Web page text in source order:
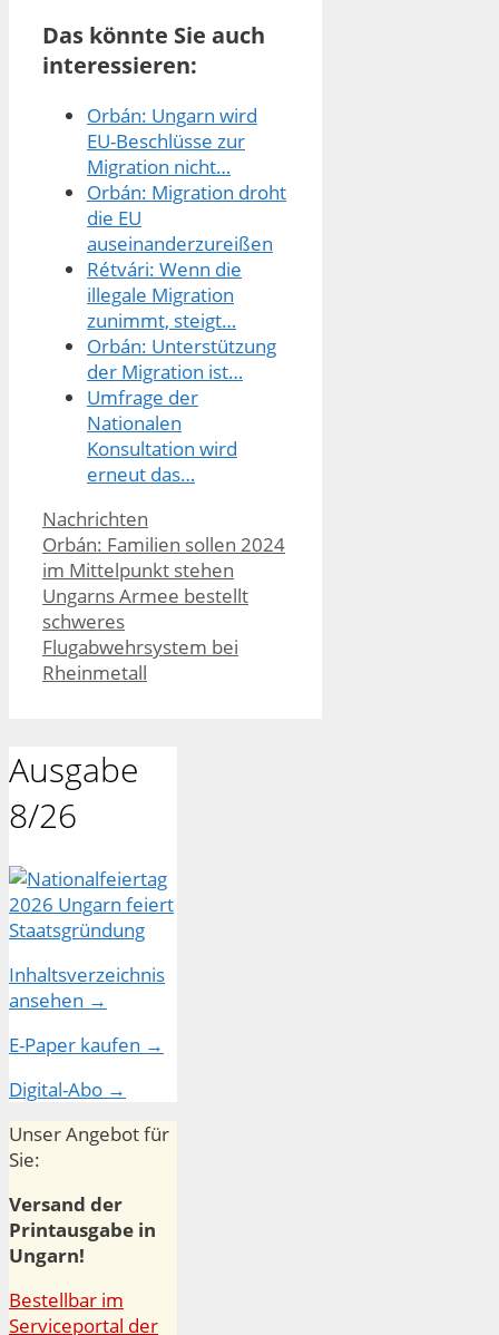
Das könnte Sie auch
interessieren:
Orbán: Ungarn wird
EU-Beschlüsse zur
Migration nicht…
Orbán: Migration droht
die EU
auseinanderzureißen
Rétvári: Wenn die
illegale Migration
zunimmt, steigt…
Orbán: Unterstützung
der Migration ist…
Umfrage der
Nationalen
Konsultation wird
erneut das…
Kategorien
Nachrichten
Orbán: Familien sollen 2024
im Mittelpunkt stehen
Ungarns Armee bestellt
schweres
Flugabwehrsystem bei
Rheinmetall
Ausgabe
8/26
Inhaltsverzeichnis
ansehen →
E-Paper kaufen →
Digital-Abo →
Unser Angebot für
Sie:
Versand der
Printausgabe in
Ungarn!
Bestellbar im
Serviceportal der